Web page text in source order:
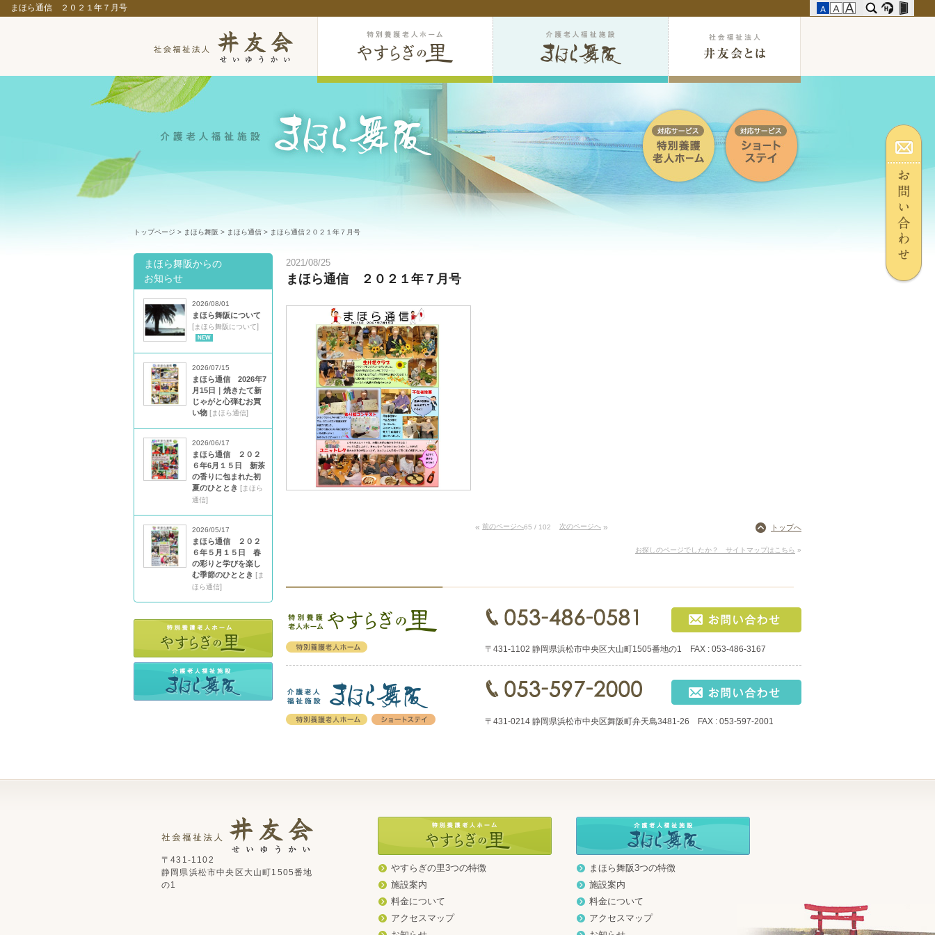
まほら通信 ２０２１年７月号
トップページ > まほら舞阪 > まほら通信 > まほら通信２０２１年７月号
2021/08/25
まほら通信 ２０２１年７月号
« 前のページへ65 / 102 次のページへ » トップへ
お探しのページでしたか？ サイトマップはこちら »
〒431-1102 静岡県浜松市中央区大山町1505番地の1 FAX : 053-486-3167
〒431-0214 静岡県浜松市中央区舞阪町弁天島3481-26 FAX : 053-597-2001
まほら舞阪からの
お知らせ
2026/08/01
まほら舞阪について
[まほら舞阪について]
NEW
2026/07/15
まほら通信 2026年7
月15日｜焼きたて新
じゃがと心弾むお買
い物 [まほら通信]
2026/06/17
まほら通信 ２０２
６年6月１５日 新茶
の香りに包まれた初
夏のひととき [まほら
通信]
2026/05/17
まほら通信 ２０２
６年５月１５日 春
の彩りと学びを楽し
む季節のひととき [ま
ほら通信]
〒431-1102
静岡県浜松市中央区大山町1505番地
の1
やすらぎの里3つの特徴
施設案内
料金について
アクセスマップ
まほら舞阪3つの特徴
施設案内
料金について
アクセスマップ